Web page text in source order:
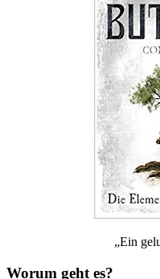
„Ein
Worum geht es?